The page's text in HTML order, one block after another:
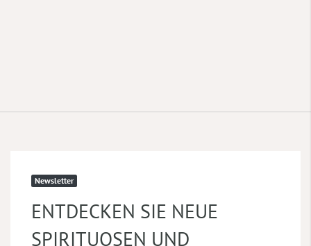
Newsletter
ENTDECKEN SIE NEUE
SPIRITUOSEN UND